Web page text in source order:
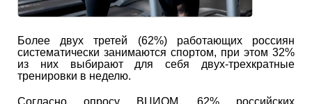
Более двух третей (62%) работающих россиян
систематически занимаются спортом, при этом 32%
из них выбирают для себя двух-трехкратные
тренировки в неделю.